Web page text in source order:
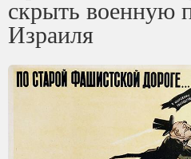
скрыть военную
Израиля